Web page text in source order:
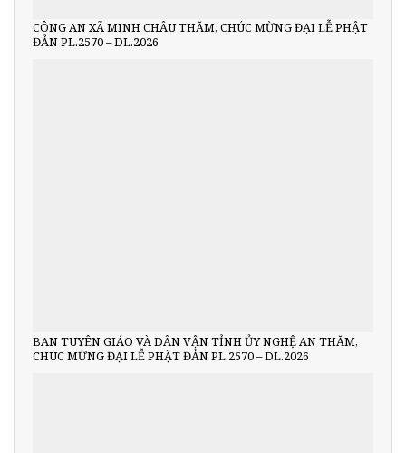
CÔNG AN XÃ MINH CHÂU THĂM, CHÚC MỪNG ĐẠI LỄ PHẬT
ĐẢN PL.2570 – DL.2026
BAN TUYÊN GIÁO VÀ DÂN VẬN TỈNH ỦY NGHỆ AN THĂM,
CHÚC MỪNG ĐẠI LỄ PHẬT ĐẢN PL.2570 – DL.2026